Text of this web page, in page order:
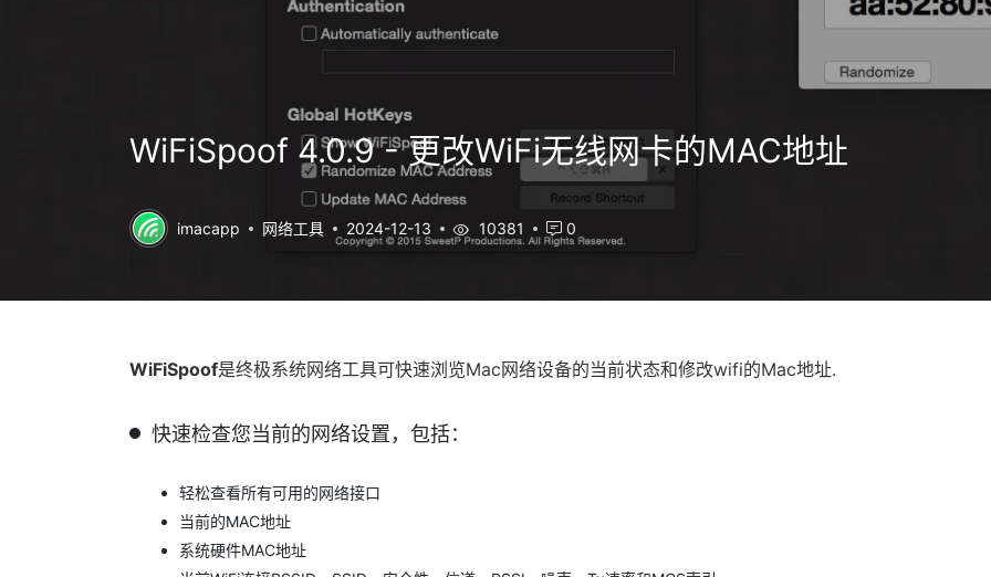
WiFiSpoof 4.0.9 - 更改WiFi无线网卡的MAC地址
imacapp 网络工具 2024-12-13 10381 0
WiFiSpoof是终极系统网络工具可快速浏览Mac网络设备的当前状态和修改wifi的Mac地址.
快速检查您当前的网络设置，包括：
轻松查看所有可用的网络接口
当前的MAC地址
系统硬件MAC地址